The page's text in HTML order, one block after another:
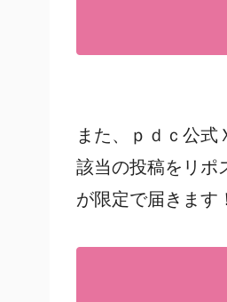
また、ｐｄｃ公式
該当の投稿をリポ
が限定で届きま